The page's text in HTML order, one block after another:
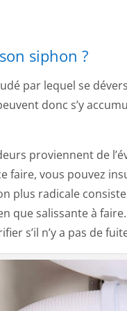
siphon ?
par lequel se
donc s’y
proviennent de
faire, vous pouvez
plus radicale
que salissante à
s’il n’y a pas de